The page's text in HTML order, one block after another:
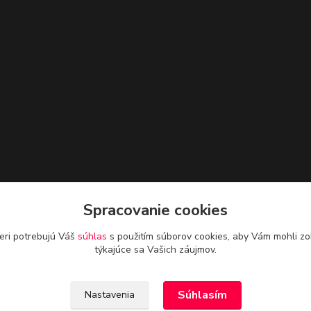
Spracovanie cookies
potrebujú Váš súhlas s použitím súborov cookies, aby Vám mohli
týkajúce sa Vašich záujmov.
Nastavenia Súhlasím